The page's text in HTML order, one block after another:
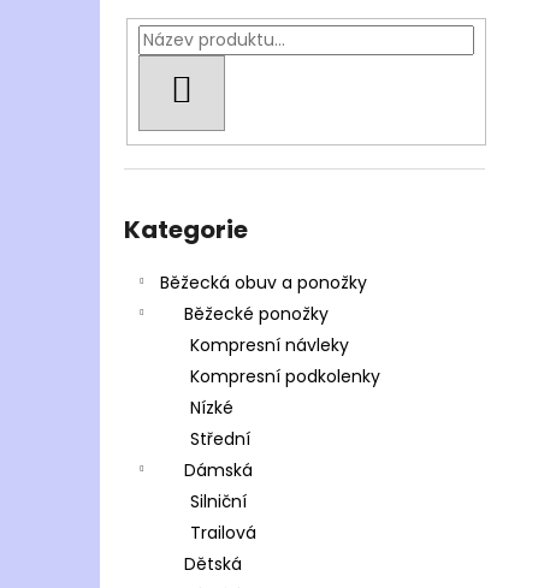
kategorie
Kategorie
Běžecká obuv a ponožky
Běžecké ponožky
Kompresní návleky
Kompresní podkolenky
Nízké
Střední
Dámská
Silniční
Trailová
Dětská